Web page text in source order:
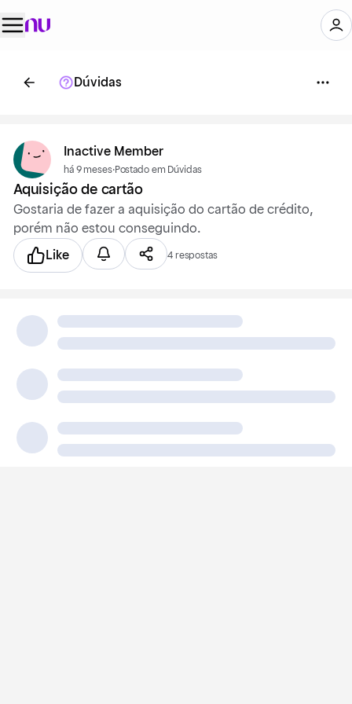
Dúvidas
Inactive Member
há 9 meses·Postado em Dúvidas
Aquisição de cartão
Gostaria de fazer a aquisição do cartão de crédito,
porém não estou conseguindo.
Like 4 respostas